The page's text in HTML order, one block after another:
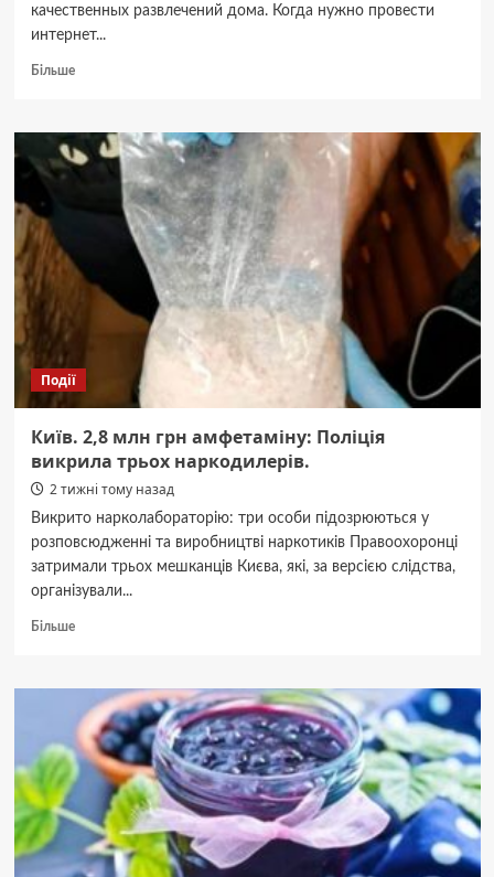
качественных развлечений дома. Когда нужно провести
интернет...
БільшеДокладніше
выгодно
провести
интернет
квартиру
надежного
оператора
Події
Київ. 2,8 млн грн амфетаміну: Поліція
викрила трьох наркодилерів.
2 тижні тому назад
Викрито нарколабораторію: три особи підозрюються у
розповсюдженні та виробництві наркотиків Правоохоронці
затримали трьох мешканців Києва, які, за версією слідства,
організували...
БільшеДокладніше
2,8
млн
грн
амфетаміну:
Поліція
викрила
трьох
наркодилерів.